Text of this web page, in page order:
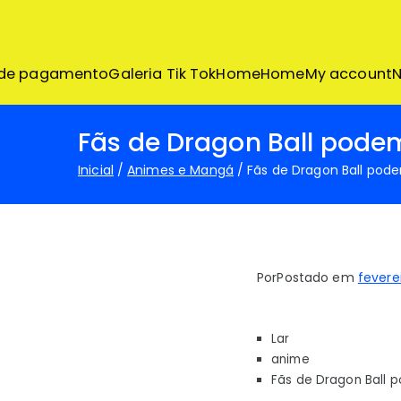
conteúdo
pagamentoGaleria Tik TokHomeHomeMy account
Fãs de Dragon Ball
Inicial Animes e Mangá Fãs de Dragon Ball
PorPostado em
Lar
anime
Fãs de Dragon Ball